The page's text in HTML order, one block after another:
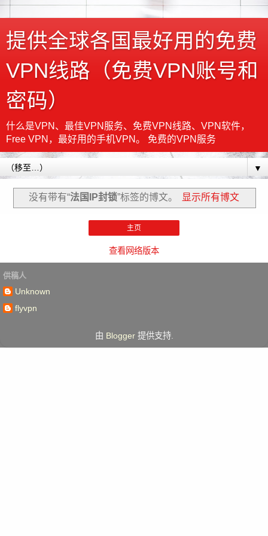
提供全球各国最好用的免费
VPN线路（免费VPN账号和
密码）
什么是VPN、最佳VPN服务、免费VPN线路、VPN软件，
Free VPN，最好用的手机VPN。 免费的VPN服务
▼
没有带有“法国IP封锁”标签的博文。 显示所有博文
主页
查看网络版本
供稿人
Unknown
flyvpn
由 Blogger提供支持.